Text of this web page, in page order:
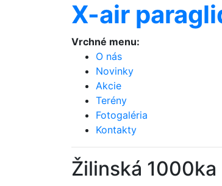
X-air
Vrchné menu:
O nás
Novinky
Akcie
Terény
Fotogaléria
Kontakty
Žilinská 1000ka